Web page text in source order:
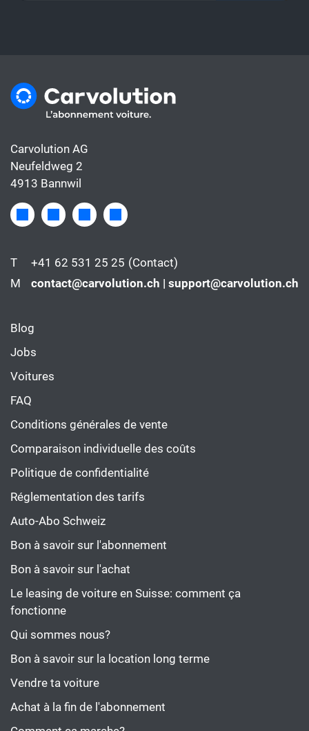
Carvolution AG
Neufeldweg 2
4913 Bannwil
T +41 62 531 25 25 (Contact)
M
contact@carvolution.ch | support@carvolution.ch
Blog
Jobs
Voitures
FAQ
Conditions générales de vente
Comparaison individuelle des coûts
Politique de confidentialité
Réglementation des tarifs
Auto-Abo Schweiz
Bon à savoir sur l'abonnement
Bon à savoir sur l'achat
Le leasing de voiture en Suisse: comment ça
fonctionne
Qui sommes nous?
Bon à savoir sur la location long terme
Vendre ta voiture
Achat à la fin de l'abonnement